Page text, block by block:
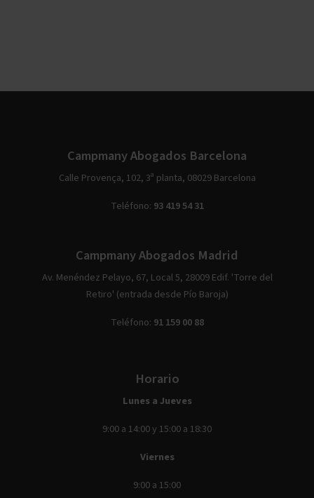
Campmany Abogados Barcelona
Calle Provença, 102, 3ª planta, 08029 Barcelona
Teléfono: 93 419 54 31
Campmany Abogados Madrid
Av. Menéndez Pelayo, 67, Local 5, 28009 Edif. 'Torre del
Retiro' (entrada desde Pío Baroja)
Teléfono: 91 159 00 88
Horario
Lunes a Jueves
9:00 a 14:00 y 15:00 a 18:30
Viernes
9:00 a 15:00